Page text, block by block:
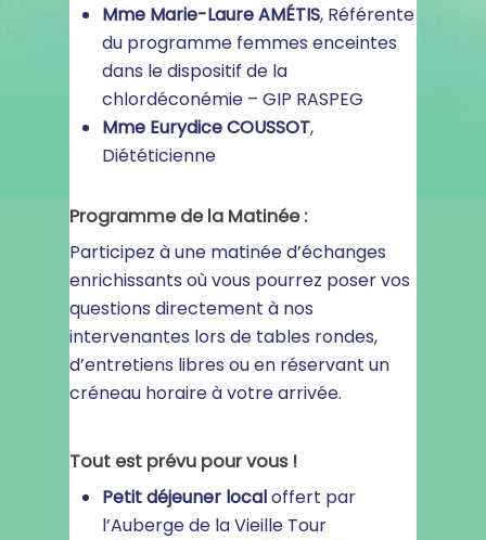
Mme Marie-Laure AMÉTIS, Référente
du programme femmes enceintes
dans le dispositif de la
chlordéconémie – GIP RASPEG
Mme Eurydice COUSSOT,
Diététicienne
Programme de la Matinée :
Participez à une matinée d’échanges
enrichissants où vous pourrez poser vos
questions directement à nos
intervenantes lors de tables rondes,
d’entretiens libres ou en réservant un
créneau horaire à votre arrivée.
Tout est prévu pour vous !
Petit déjeuner localoffert par
l’Auberge de la Vieille Tour